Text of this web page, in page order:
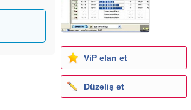
ViP elan et
Düzəliş et